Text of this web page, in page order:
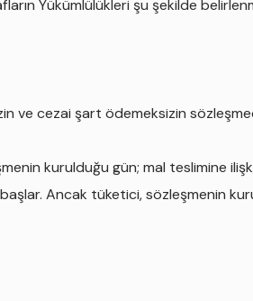
Yükümlülükleri şu şekilde
ve cezai şart ödemeksizin
kurulduğu gün; mal teslimine
Ancak tüketici, sözleşmenin